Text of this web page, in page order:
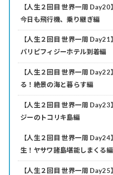
【人生２回目 世界一周
今日も飛行機、乗り継ぎ編
【人生２回目 世界一周
パリピフィジーホテル到着編
【人生２回目 世界一周
る！絶景の海と暮らす編
【人生２回目 世界一周
ジーのトコリキ島編
【人生２回目 世界一周
生！ヤサワ諸島堪能しまくる編
【人生２回目 世界一周 Day25